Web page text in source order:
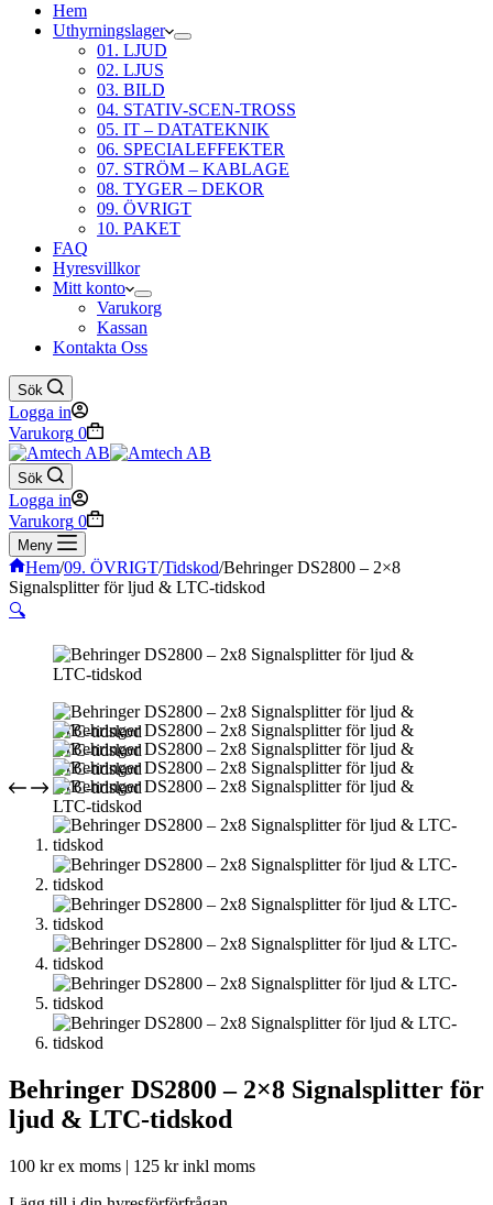
Hem
Uthyrningslager
01. LJUD
02. LJUS
03. BILD
04. STATIV-SCEN-TROSS
05. IT – DATATEKNIK
06. SPECIALEFFEKTER
07. STRÖM – KABLAGE
08. TYGER – DEKOR
09. ÖVRIGT
10. PAKET
FAQ
Hyresvillkor
Mitt konto
Varukorg
Kassan
Kontakta Oss
Sök
Logga in
Varukorg 0
Sök
Logga in
Varukorg 0
Meny
Hem/09. ÖVRIGT/Tidskod/Behringer DS2800 – 2×8
Signalsplitter för ljud & LTC-tidskod
🔍
Behringer DS2800 – 2×8 Signalsplitter för
ljud & LTC-tidskod
100 krex moms | 125 krinkl moms